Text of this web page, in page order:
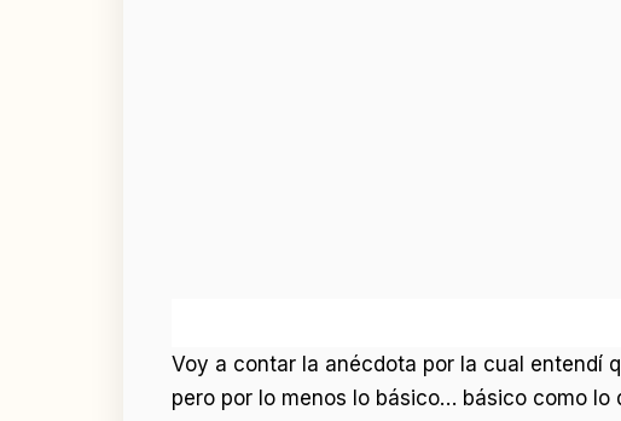
Voy a contar la anécdota por la cual entendí
pero por lo menos lo básico… básico como